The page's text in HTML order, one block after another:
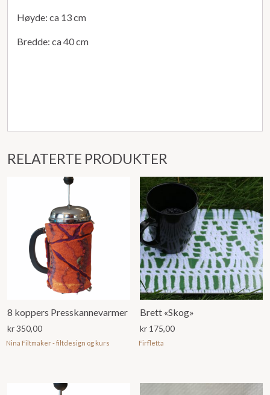
Høyde: ca 13 cm
Bredde: ca 40 cm
RELATERTE PRODUKTER
8 koppers Presskannevarmer
kr350,00
Nina Filtmaker - filtdesign og kurs
Brett «Skog»
kr 175,00
Firfletta